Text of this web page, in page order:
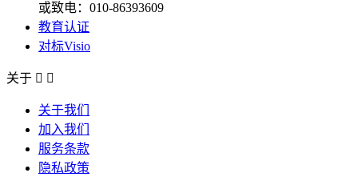
或致电：010-86393609
教育认证
对标Visio
关于  
关于我们
加入我们
服务条款
隐私政策